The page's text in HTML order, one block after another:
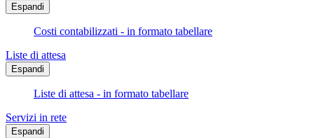
Espandi
Costi contabilizzati - in formato tabellare
Liste di attesa
Espandi
Liste di attesa - in formato tabellare
Servizi in rete
Espandi